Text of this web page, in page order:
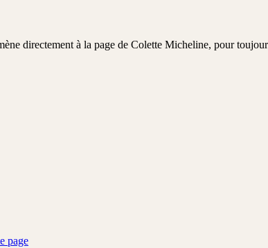
directement à la page de Colette Micheline, pour
page